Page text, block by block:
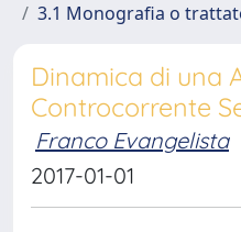
3.1 Monografia o
Dinamica di una
Controcorrente
Franco Evangelista
2017-01-01